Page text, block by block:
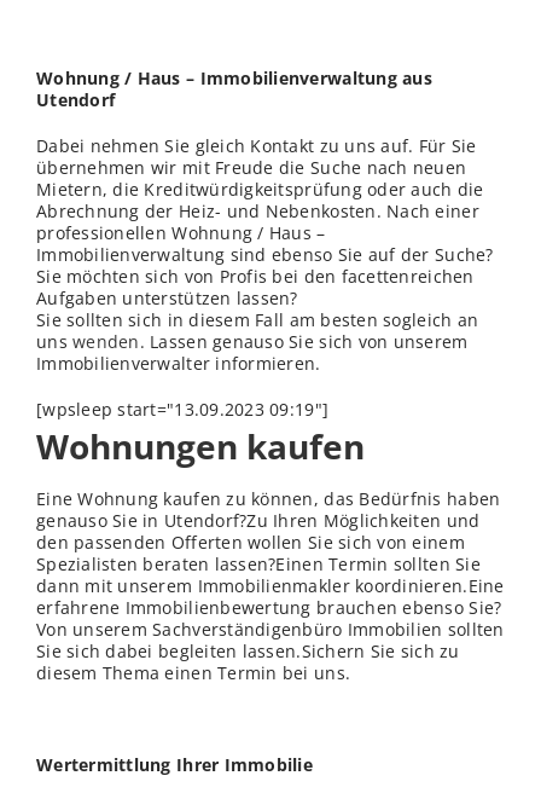
Wohnung / Haus – Immobilienverwaltung aus
Utendorf
Dabei nehmen Sie gleich Kontakt zu uns auf. Für Sie
übernehmen wir mit Freude die Suche nach neuen
Mietern, die Kreditwürdigkeitsprüfung oder auch die
Abrechnung der Heiz- und Nebenkosten. Nach einer
professionellen Wohnung / Haus –
Immobilienverwaltung sind ebenso Sie auf der Suche?
Sie möchten sich von Profis bei den facettenreichen
Aufgaben unterstützen lassen?
Sie sollten sich in diesem Fall am besten sogleich an
unswenden. Lassen genauso Sie sich von unserem
Immobilienverwalter informieren.
[wpsleep start="13.09.2023 09:19"]
Wohnungen kaufen
Eine Wohnung kaufen zu können, das Bedürfnis haben
genauso Sie in Utendorf?Zu Ihren Möglichkeiten und
den passenden Offerten wollen Sie sich von einem
Spezialisten beraten lassen?Einen Termin sollten Sie
dann mit unserem Immobilienmakler koordinieren.Eine
erfahrene Immobilienbewertung brauchen ebenso Sie?
Von unserem Sachverständigenbüro Immobilien sollten
Sie sich dabei begleiten lassen.Sichern Sie sich zu
diesem Thema einen Termin bei uns.
Wertermittlung Ihrer Immobilie